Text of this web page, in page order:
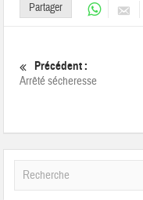
Partager
Précédent :
Arrêté sécheresse